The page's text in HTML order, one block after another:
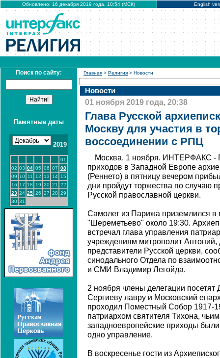
Обновлено: 16 декабря 2019 года, 10:54 (МСК) English
Поиск по сайту:
Памятные даты
2019
01
02 03 04 05 06 07 08
09 10 11 12 13 14 15
16 17 18 19 20 21
22
23 24 25 26 27 28 29
30 31
Главная > Религия > Новости
Новости
01 ноября 2019 года, 20:38
Глава Русской
Москву для участия в
воссоединении с РПЦ
Москва. 1 ноября. ИНТЕРФАКС -
приходов в Западной Европе
(Реннето) в пятницу вечером
дни пройдут торжества по случаю
Русской православной церкви.
Самолет из Парижа приземлился в
"Шереметьево" около 19:30.
встречал глава управления
учреждениям митрополит Антоний,
представители Русской церкви,
синодального Отдела по
и СМИ Владимир Легойда.
2 ноября члены делегации
Сергиеву лавру и Московский
проходил Поместный Собор 1917-
патриархом святителя Тихона,
западноевропейские приходы
одно управление.
В воскресенье гости из